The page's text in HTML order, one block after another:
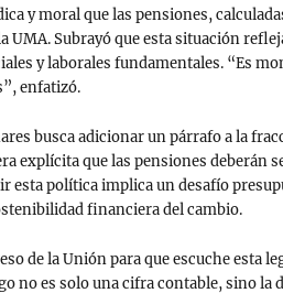
y moral que las pensiones,
Subrayó que esta situación
y laborales fundamentales. “Es
enfatizó.
busca adicionar un párrafo a la
explícita que las pensiones deberán
esta política implica un desafío
financiera del cambio.
de la Unión para que escuche esta
no es solo una cifra contable, sino la